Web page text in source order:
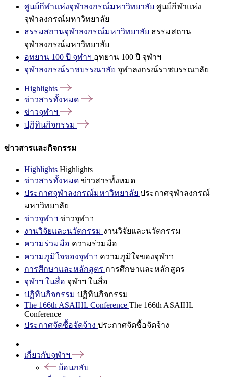
ศูนย์กีฬาแห่งจุฬาลงกรณ์มหาวิทยาลัย ศูนย์กีฬาแห่ง
จุฬาลงกรณ์มหาวิทยาลัย
ธรรมสถานจุฬาลงกรณ์มหาวิทยาลัย ธรรมสถาน
จุฬาลงกรณ์มหาวิทยาลัย
อุทยาน 100 ปี จุฬาฯ อุทยาน 100 ปี จุฬาฯ
จุฬาลงกรณ์ราชบรรณาลัย จุฬาลงกรณ์ราชบรรณาลัย
Highlights
ข่าวสารทั้งหมด
ข่าวจุฬาฯ
ปฏิทินกิจกรรม
ข่าวสารและกิจกรรม
Highlights Highlights
ข่าวสารทั้งหมด ข่าวสารทั้งหมด
ประกาศจุฬาลงกรณ์มหาวิทยาลัย ประกาศจุฬาลงกรณ์
มหาวิทยาลัย
ข่าวจุฬาฯ ข่าวจุฬาฯ
งานวิจัยและนวัตกรรม งานวิจัยและนวัตกรรม
ความร่วมมือ ความร่วมมือ
ความภูมิใจของจุฬาฯ ความภูมิใจของจุฬาฯ
การศึกษาและหลักสูตร การศึกษาและหลักสูตร
จุฬาฯ ในสื่อ จุฬาฯ ในสื่อ
ปฏิทินกิจกรรม ปฏิทินกิจกรรม
The 166th ASAIHL Conference The 166th ASAIHL
Conference
ประกาศจัดซื้อจัดจ้าง ประกาศจัดซื้อจัดจ้าง
เกี่ยวกับจุฬาฯ
ย้อนกลับ